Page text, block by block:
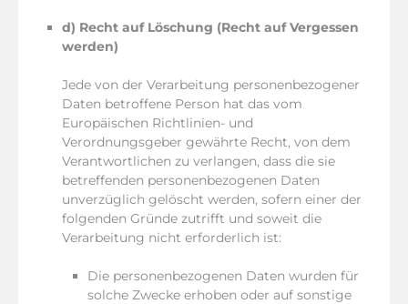
d) Recht auf Löschung (Recht auf Vergessen
werden)
Jede von der Verarbeitung personenbezogener
Daten betroffene Person hat das vom
Europäischen Richtlinien- und
Verordnungsgeber gewährte Recht, von dem
Verantwortlichen zu verlangen, dass die sie
betreffenden personenbezogenen Daten
unverzüglich gelöscht werden, sofern einer der
folgenden Gründe zutrifft und soweit die
Verarbeitung nicht erforderlich ist:
Die personenbezogenen Daten wurden für
solche Zwecke erhoben oder auf sonstige